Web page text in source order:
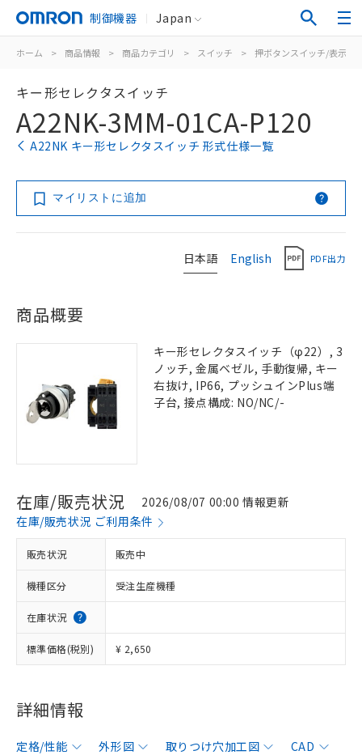
制御機器 Japan
ホーム > 商品情報 > 商品カテゴリ > スイッチ > 押ボタンスイッチ/表示灯
キー形セレクタスイッチ
A22NK-3MM-01CA-P120
A22NK キー形セレクタスイッチ 形式仕様一覧
マイリストに追加
日本語 English PDF出力
商品概要
キー形セレクタスイッチ（φ22）, 3
ノッチ, 金属ベゼル, 手動復帰, キー
右抜け, IP66, プッシュインPlus端
子台, 接点構成: NO/NC/-
在庫/販売状況
2026/08/07 00:00 情報更新
在庫/販売状況 ご利用条件
販売状況 販売中
機種区分 受注生産機種
在庫状況
標準価格(税別) ¥ 2,650
詳細情報
定格/性能 外形図 取りつけ穴加工図
CAD